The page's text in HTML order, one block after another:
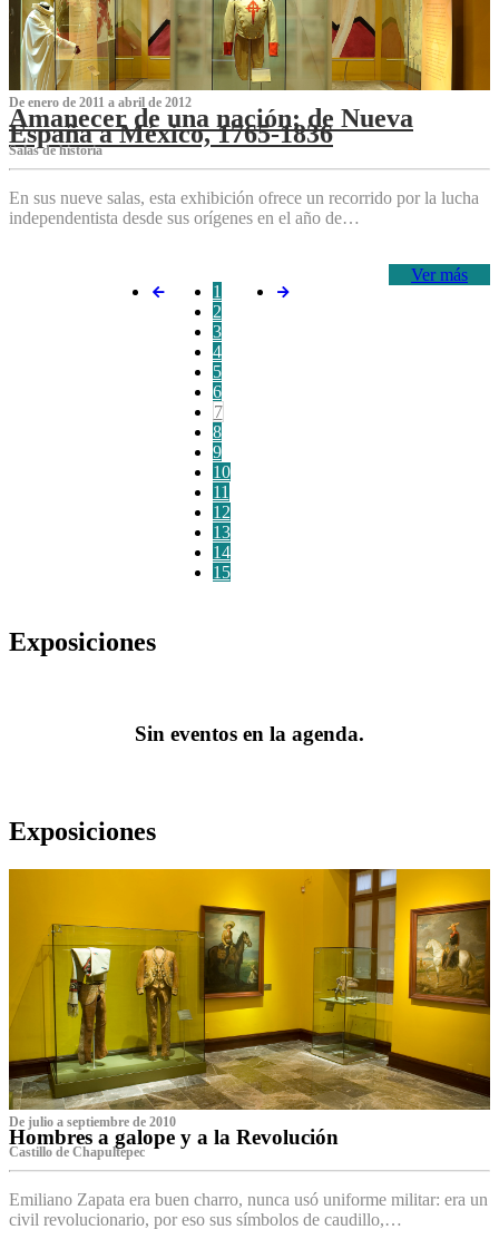
De enero de 2011 a abril de 2012
Amanecer de una nación: de Nueva
España a México, 1765-1836
Salas de historia
En sus nueve salas, esta exhibición ofrece un recorrido por la lucha
independentista desde sus orígenes en el año de…
Ver más
1
2
3
4
5
6
7
8
9
10
11
12
13
14
15
Exposiciones
Sin eventos en la agenda.
Exposiciones
De julio a septiembre de 2010
Hombres a galope y a la Revolución
Castillo de Chapultepec
Emiliano Zapata era buen charro, nunca usó uniforme militar: era un
civil revolucionario, por eso sus símbolos de caudillo,…